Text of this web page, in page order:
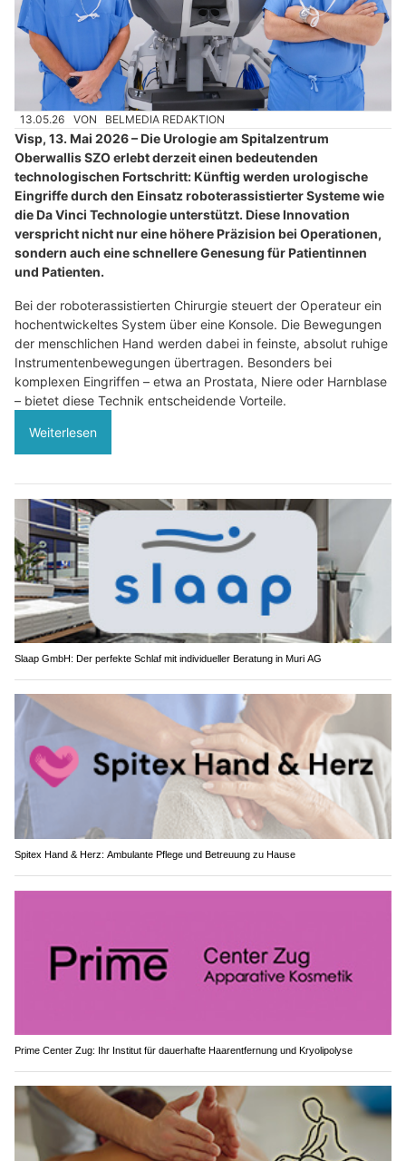
13.05.26 VON BELMEDIA REDAKTION
Visp, 13. Mai 2026 – Die Urologie am Spitalzentrum
Oberwallis SZO erlebt derzeit einen bedeutenden
technologischen Fortschritt: Künftig werden urologische
Eingriffe durch den Einsatz roboterassistierter Systeme wie
die Da Vinci Technologie unterstützt. Diese Innovation
verspricht nicht nur eine höhere Präzision bei Operationen,
sondern auch eine schnellere Genesung für Patientinnen
und Patienten.
Bei der roboterassistierten Chirurgie steuert der Operateur ein
hochentwickeltes System über eine Konsole. Die Bewegungen
der menschlichen Hand werden dabei in feinste, absolut ruhige
Instrumentenbewegungen übertragen. Besonders bei
komplexen Eingriffen – etwa an Prostata, Niere oder Harnblase
– bietet diese Technik entscheidende Vorteile.
Weiterlesen
Slaap GmbH: Der perfekte Schlaf mit individueller Beratung in Muri AG
Spitex Hand & Herz: Ambulante Pflege und Betreuung zu Hause
Prime Center Zug: Ihr Institut für dauerhafte Haarentfernung und Kryolipolyse